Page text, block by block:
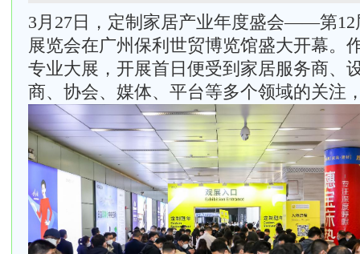
3月27日，定制家居产业年度盛会——第12
展览会在广州保利世贸博览馆盛大开幕。
专业大展，开展首日便受到家居服务商、
商、协会、媒体、平台等多个领域的关注